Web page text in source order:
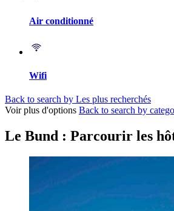
Air conditionné
Wifi
Back to search by Les plus recherchés
Voir plus d'options Back to search by
Le Bund : Parcourir les